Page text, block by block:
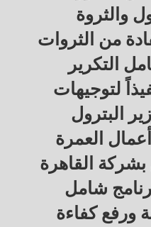
والثروة
من الثروات
التكرير
لتوجيهات
البترول
أعمال العمرة
بشركة القاهرة
شامل
ورفع كفاءة